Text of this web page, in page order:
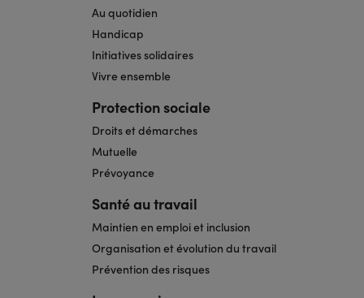
Au quotidien
Handicap
Initiatives solidaires
Vivre ensemble
Protection sociale
Droits et démarches
Mutuelle
Prévoyance
Santé au travail
Maintien en emploi et inclusion
Organisation et évolution du travail
Prévention des risques